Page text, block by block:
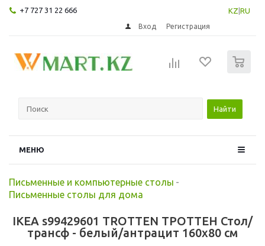
+7 727 31 22 666 KZ RU
Вход Регистрация
Найти
МЕНЮ
Письменные и компьютерные столы -
Письменные столы для дома
IKEA s99429601 TROTTEN ТРОТТЕН Стол/
трансф - белый/антрацит 160x80 см